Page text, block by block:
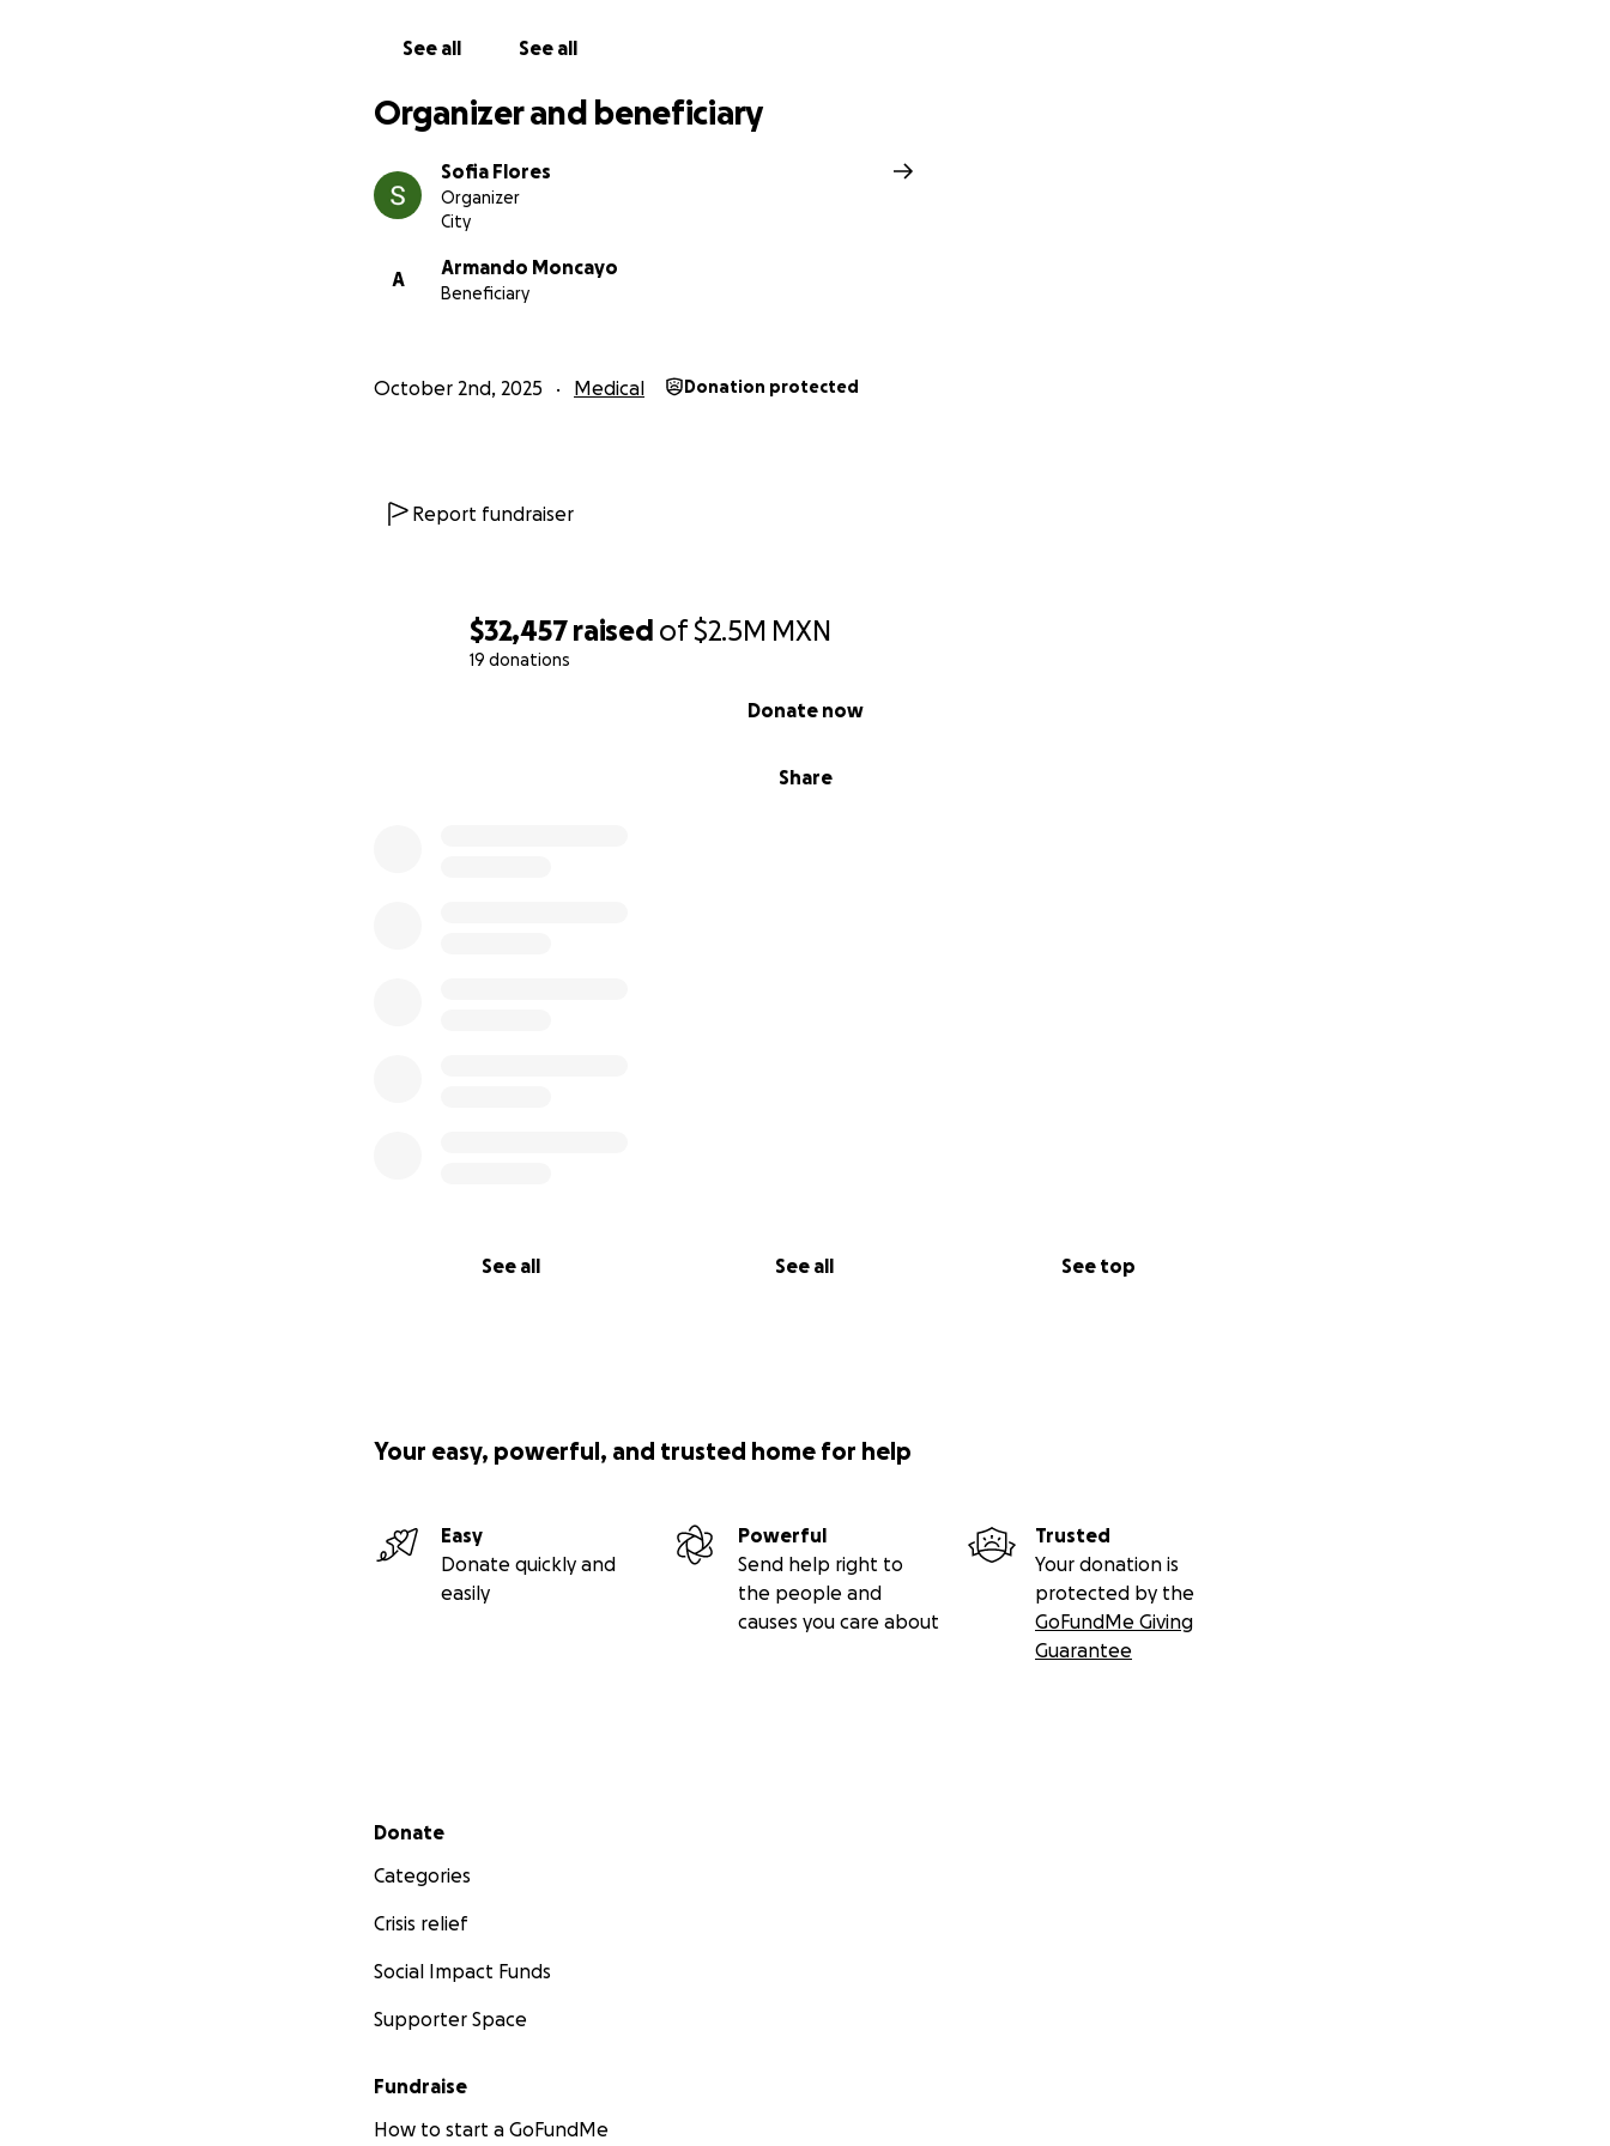
$32,457 raised of$2.5M MXN
19 donations
Share
Donate now
See all See all See top
See all See all
Organizer and beneficiary
Sofia Flores
Organizer
City
A
Armando Moncayo
Beneficiary
October 2nd, 2025 Medical Donation protected
Report fundraiser
Your easy, powerful, and trusted home for help
Easy
Donate quickly and
easily
Powerful
Send help right to
the people and
causes you care about
Trusted
Your donation is
protected by the
GoFundMe Giving
Guarantee
Secondary menu
Donate
Categories
Crisis relief
Social Impact Funds
Supporter Space
Fundraise
How to start a GoFundMe